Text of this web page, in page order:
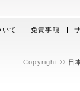
て 免責事項
Copyright © 日